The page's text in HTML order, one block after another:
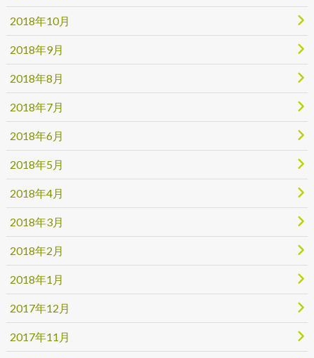
2018年10月
2018年9月
2018年8月
2018年7月
2018年6月
2018年5月
2018年4月
2018年3月
2018年2月
2018年1月
2017年12月
2017年11月